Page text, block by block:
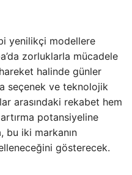
yenilikçi modellere
zorluklarla mücadele
halinde günler
seçenek ve teknolojik
arasındaki rekabet hem
potansiyeline
bu iki markanın
gösterecek.